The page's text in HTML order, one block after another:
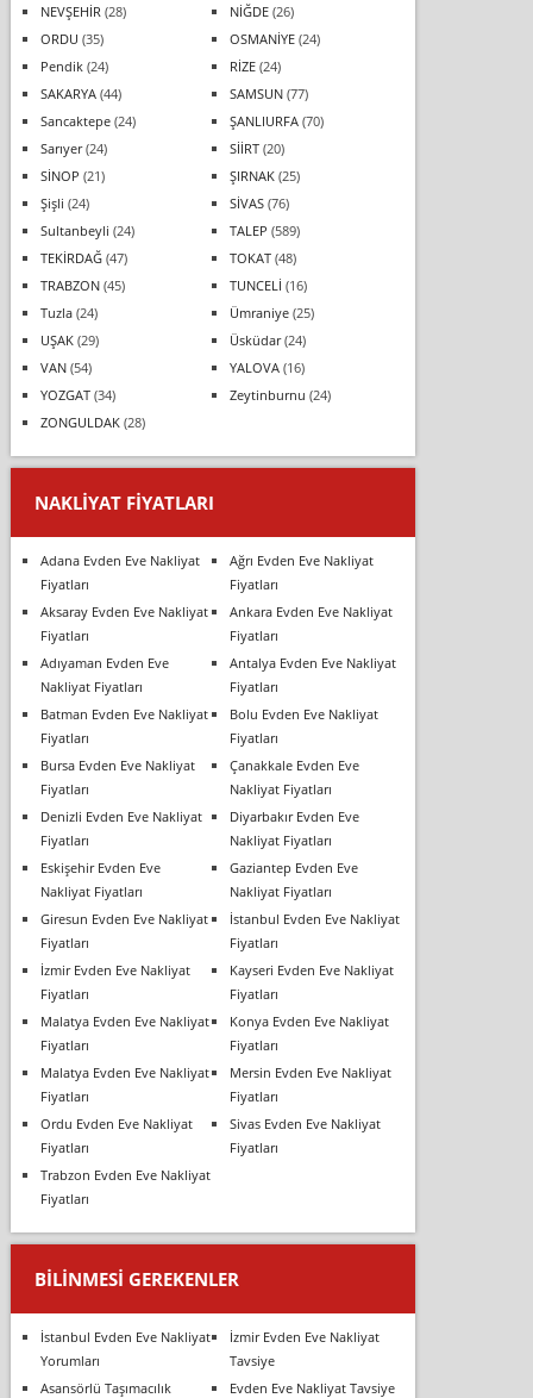
NEVŞEHİR (28) NİĞDE(26)
ORDU (35) OSMANİYE(24)
Pendik(24) RİZE(24)
SAKARYA(44) SAMSUN(77)
Sancaktepe(24) ŞANLIURFA(70)
Sarıyer(24) SİİRT(20)
SİNOP (21) ŞIRNAK(25)
Şişli (24) SİVAS(76)
Sultanbeyli (24) TALEP (589)
TEKİRDAĞ(47) TOKAT(48)
TRABZON(45) TUNCELİ (16)
Tuzla(24) Ümraniye(25)
UŞAK(29) Üsküdar(24)
VAN(54) YALOVA(16)
YOZGAT(34) Zeytinburnu (24)
ZONGULDAK(28)
NAKLIYAT FIYATLARI
Adana Evden Eve Nakliyat
Fiyatları
Ağrı Evden Eve Nakliyat
Fiyatları
Aksaray Evden Eve Nakliyat
Fiyatları
Ankara Evden Eve Nakliyat
Fiyatları
Adıyaman Evden Eve
Nakliyat Fiyatları
Antalya Evden Eve Nakliyat
Fiyatları
Batman Evden Eve Nakliyat
Fiyatları
Bolu Evden Eve Nakliyat
Fiyatları
Bursa Evden Eve Nakliyat
Fiyatları
Çanakkale Evden Eve
Nakliyat Fiyatları
Denizli Evden Eve Nakliyat
Fiyatları
Diyarbakır Evden Eve
Nakliyat Fiyatları
Eskişehir Evden Eve
Nakliyat Fiyatları
Gaziantep Evden Eve
Nakliyat Fiyatları
Giresun Evden Eve Nakliyat
Fiyatları
İstanbul Evden Eve Nakliyat
Fiyatları
İzmir Evden Eve Nakliyat
Fiyatları
Kayseri Evden Eve Nakliyat
Fiyatları
Malatya Evden Eve Nakliyat
Fiyatları
Konya Evden Eve Nakliyat
Fiyatları
Malatya Evden Eve Nakliyat
Fiyatları
Mersin Evden Eve Nakliyat
Fiyatları
Ordu Evden Eve Nakliyat
Fiyatları
Sivas Evden Eve Nakliyat
Fiyatları
Trabzon Evden Eve Nakliyat
Fiyatları
BILINMESI GEREKENLER
İstanbul Evden Eve Nakliyat
Yorumları
İzmir Evden Eve Nakliyat
Tavsiye
Asansörlü Taşımacılık
Evden Eve Nakliyat Tavsiye